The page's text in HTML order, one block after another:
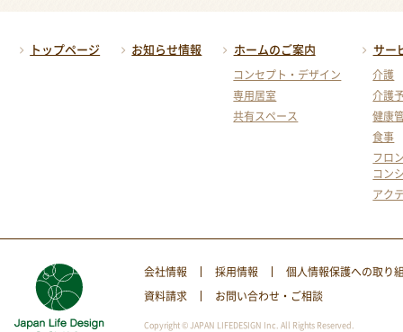
トップページ お知らせ情報 ホームのご案内
コンセプト・デザイン
専用居室
共有スペース
サー
介護
介護
健康
食事
フロ
コン
アク
会社情報 採用情報
個人情報保護への取り
資料請求
お問い合わせ・ご相談
Copyright © JAPAN LIFEDESIGN Inc. All Rights Reserved.